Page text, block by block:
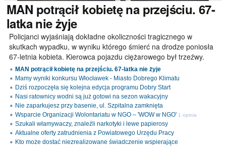
MAN potrącił kobietę na przejściu. 67-
latka nie żyje
Policjanci wyjaśniają dokładne okoliczności tragicznego w
skutkach wypadku, w wyniku którego śmierć na drodze poniosła
67-letnia kobieta. Kierowca pojazdu ciężarowego był trzeźwy.
MAN potrącił kobietę na przejściu. 67-latka nie żyje
Mamy wyniki konkursu Włocławek - Miasto Dobrego Klimatu
Dziś rozpoczęła się kolejna edycja programu Dobry Start
Nasi ratownicy wodni są już gotowi na sezon wakacyjny
Nie zaparkujesz przy basenie, ul. Szpitalna zamknięta
Wsparcie Organizacji Wolontariatu w NGO – 'WOW w NGO' 1 opinia
Szukali włamywaczy, znaleźli narkotyki i lewe papierosy
Aktualne oferty zatrudnienia z Powiatowego Urzędu Pracy
Kto może dostać niezrealizowane świadczenie wspierające